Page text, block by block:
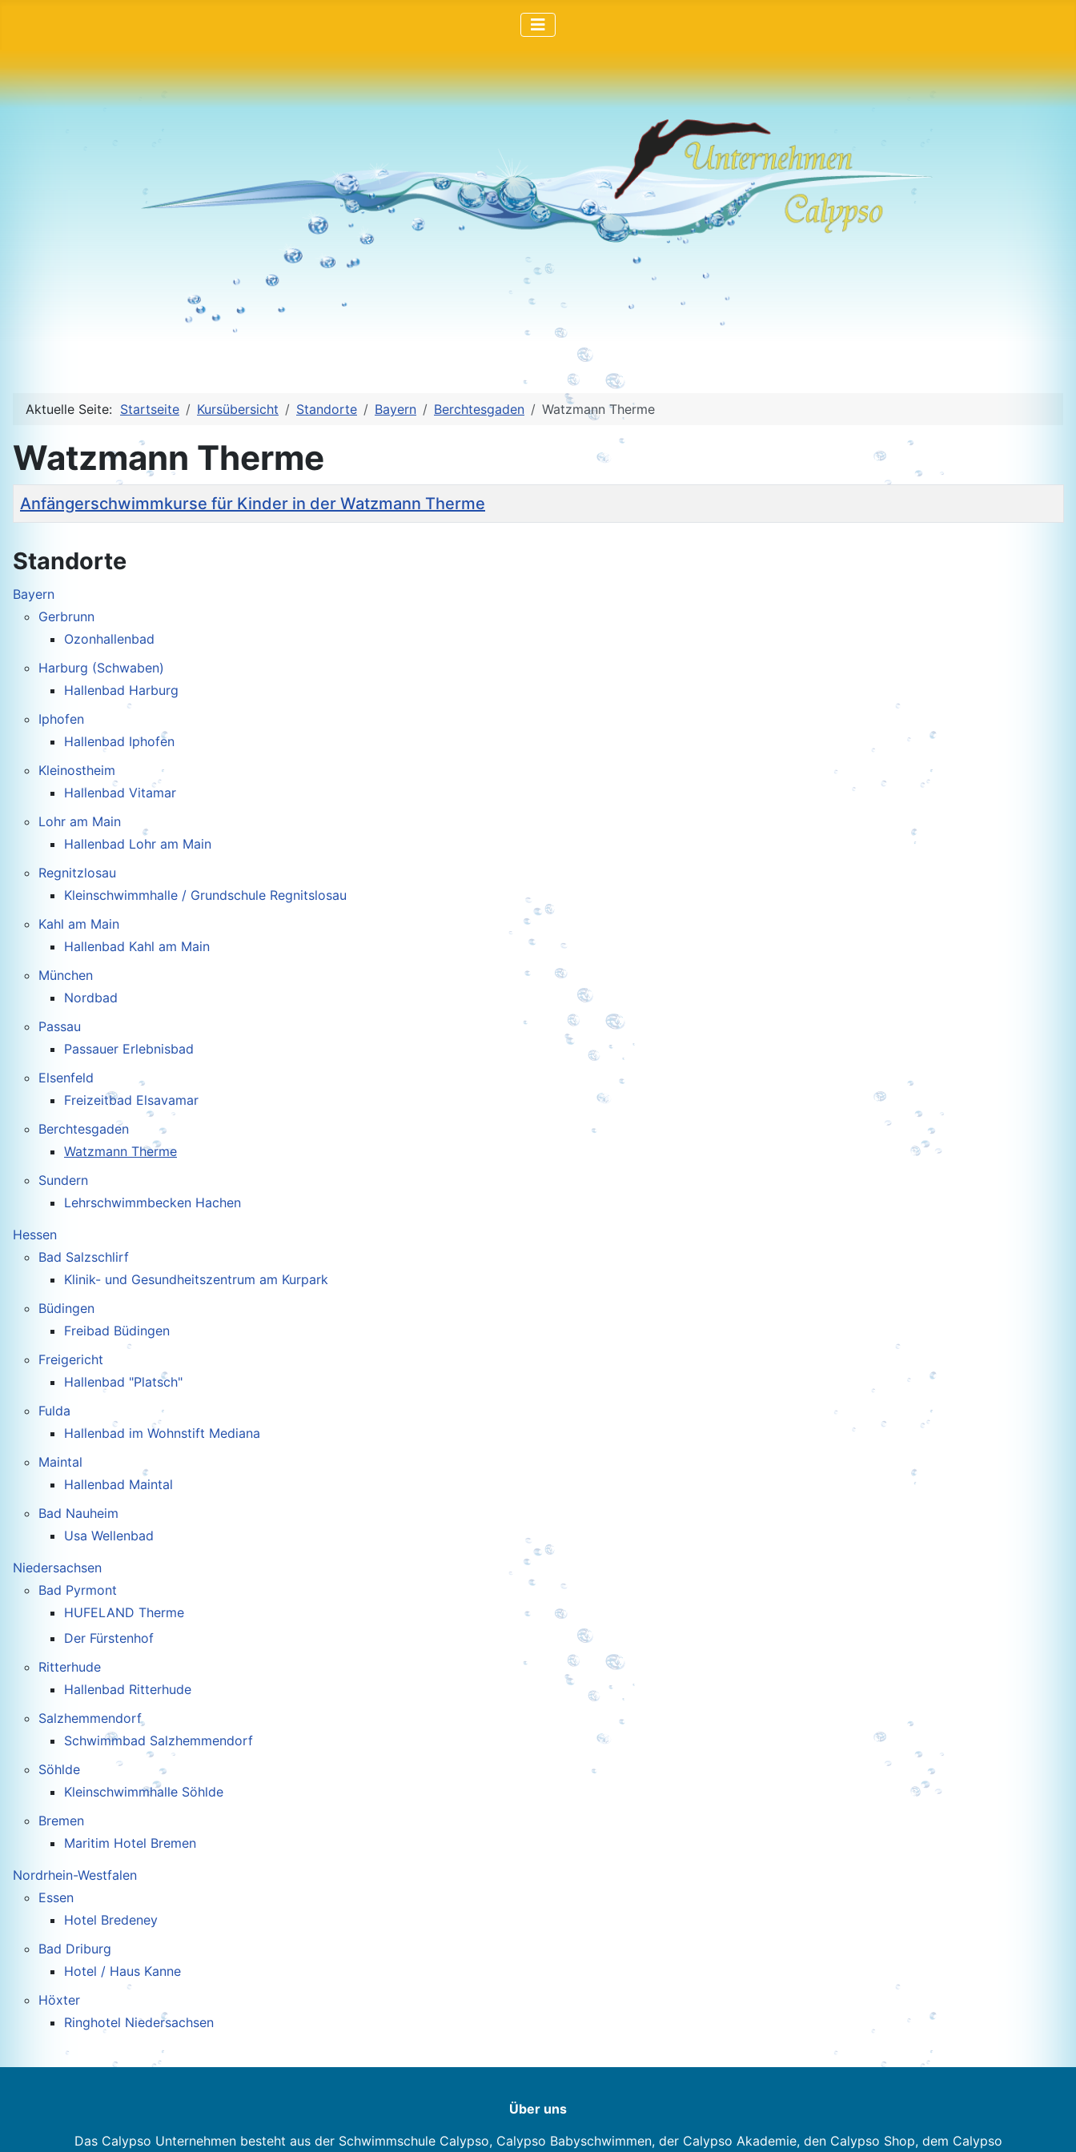
Standorte
Bayern
Gerbrunn
Ozonhallenbad
Harburg (Schwaben)
Hallenbad Harburg
Iphofen
Hallenbad Iphofen
Kleinostheim
Hallenbad Vitamar
Lohr am Main
Hallenbad Lohr am Main
Regnitzlosau
Kleinschwimmhalle / Grundschule Regnitslosau
Kahl am Main
Hallenbad Kahl am Main
München
Nordbad
Passau
Passauer Erlebnisbad
Elsenfeld
Freizeitbad Elsavamar
Berchtesgaden
Watzmann Therme
Sundern
Lehrschwimmbecken Hachen
Hessen
Bad Salzschlirf
Klinik- und Gesundheitszentrum am Kurpark
Büdingen
Freibad Büdingen
Freigericht
Hallenbad "Platsch"
Fulda
Hallenbad im Wohnstift Mediana
Maintal
Hallenbad Maintal
Bad Nauheim
Usa Wellenbad
Niedersachsen
Bad Pyrmont
HUFELAND Therme
Der Fürstenhof
Ritterhude
Hallenbad Ritterhude
Salzhemmendorf
Schwimmbad Salzhemmendorf
Söhlde
Kleinschwimmhalle Söhlde
Bremen
Maritim Hotel Bremen
Nordrhein-Westfalen
Essen
Hotel Bredeney
Bad Driburg
Hotel / Haus Kanne
Höxter
Ringhotel Niedersachsen
Aktuelle Seite: Startseite Kursübersicht Standorte Bayern Berchtesgaden Watzmann Therme
Watzmann Therme
Titel
Anfängerschwimmkurse für Kinder in der Watzmann Therme
Über uns
Das Calypso Unternehmen besteht aus der Schwimmschule Calypso, Calypso Babyschwimmen, der Calypso Akademie, den Calypso Shop, dem Calypso